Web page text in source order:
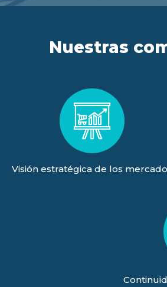
Nuestras
Visión estratégica de los